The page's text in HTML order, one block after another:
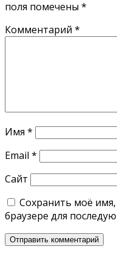
поля помечены *
Комментарий *
Имя *
Email *
Сайт
Сохранить моё имя,
браузере для